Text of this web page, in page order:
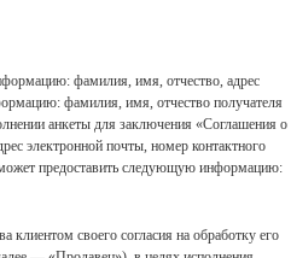
фамилия, имя, отчество, адрес
фамилия, имя, отчество получателя
анкеты для заключения «Соглашения о
электронной почты, номер контактного
предоставить следующую информацию:
клиентом своего согласия на обработку его